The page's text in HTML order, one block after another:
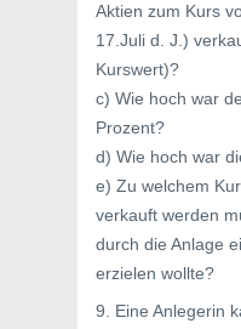
Aktien zum Kurs
17.Juli d. J.)
Kurswert)?
c) Wie hoch war
Prozent?
d) Wie hoch war
e) Zu welchem
verkauft werden
durch die Anlage
erzielen wollte?
9. Eine Anlegerin